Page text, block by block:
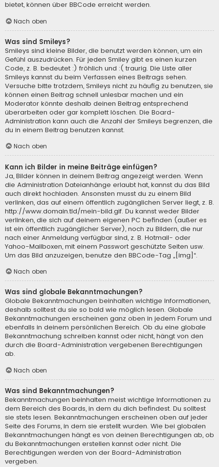
bietet, können über BBCode erreicht werden.
Nach oben
Was sind Smileys?
Smileys sind kleine Bilder, die benutzt werden können, um ein
Gefühl auszudrücken. Für jeden Smiley gibt es einen kurzen
Code, z. B. bedeutet :) fröhlich und :( traurig. Die Liste aller
Smileys kannst du beim Verfassen eines Beitrags sehen.
Versuche bitte trotzdem, Smileys nicht zu häufig zu benutzen, sie
können einen Beitrag schnell unlesbar machen und ein
Moderator könnte deshalb deinen Beitrag entsprechend
überarbeiten oder gar komplett löschen. Die Board-
Administration kann auch die Anzahl der Smileys begrenzen, die
du in einem Beitrag benutzen kannst.
Nach oben
Kann ich Bilder in meine Beiträge einfügen?
Ja, Bilder können in deinem Beitrag angezeigt werden. Wenn
die Administration Dateianhänge erlaubt hat, kannst du das Bild
auch direkt hochladen. Ansonsten musst du zu einem Bild
verlinken, das auf einem öffentlich zugänglichen Server liegt, z. B.
http://www.domain.tld/mein-bild.gif. Du kannst weder Bilder
verlinken, die sich auf deinem eigenen PC befinden (außer es
ist ein öffentlich zugänglicher Server), noch zu Bildern, die nur
nach einer Anmeldung verfügbar sind, z. B. Hotmail- oder
Yahoo-Mailboxen, mit einem Passwort geschützte Seiten usw.
Um das Bild anzuzeigen, benutze den BBCode-Tag „[img]“.
Nach oben
Was sind globale Bekanntmachungen?
Globale Bekanntmachungen beinhalten wichtige Informationen,
deshalb solltest du sie so bald wie möglich lesen. Globale
Bekanntmachungen erscheinen ganz oben in jedem Forum und
ebenfalls in deinem persönlichen Bereich. Ob du eine globale
Bekanntmachung schreiben kannst oder nicht, hängt von den
durch die Board-Administration vergebenen Berechtigungen
ab.
Nach oben
Was sind Bekanntmachungen?
Bekanntmachungen beinhalten meist wichtige Informationen zu
dem Bereich des Boards, in dem du dich befindest. Du solltest
sie stets lesen. Bekanntmachungen erscheinen oben auf jeder
Seite des Forums, in dem sie erstellt wurden. Wie bei globalen
Bekanntmachungen hängt es von deinen Berechtigungen ab, ob
du Bekanntmachungen erstellen kannst oder nicht. Die
Berechtigungen werden von der Board-Administration
vergeben.